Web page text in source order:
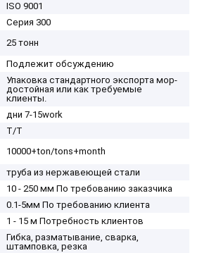
ISO 9001
Серия 300
25 тонн
Подлежит обсуждению
Упаковка стандартного экспорта мор-
достойная или как требуемые
клиенты.
дни 7-15work
T/T
10000+ton/tons+month
труба из нержавеющей стали
10 - 250 мм По требованию заказчика
0.1-5мм По требованию клиента
1 - 15 м Потребность клиентов
Гибка, разматывание, сварка,
штамповка, резка